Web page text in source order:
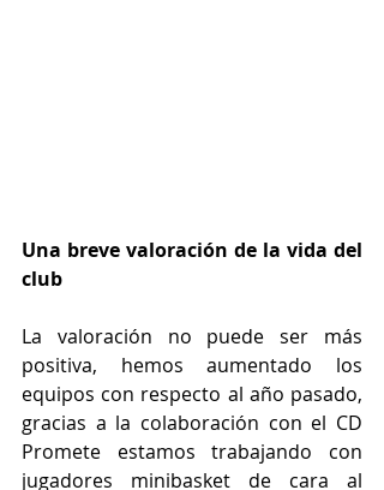
Una breve valoración de la vida del
club
La valoración no puede ser más
positiva, hemos aumentado los
equipos con respecto al año pasado,
gracias a la colaboración con el CD
Promete estamos trabajando con
jugadores minibasket de cara al